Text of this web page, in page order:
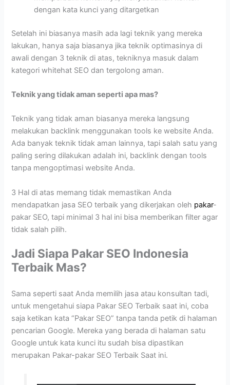
dengan kata kunci yang ditargetkan
Setelah ini biasanya masih ada lagi teknik yang mereka
lakukan, hanya saja biasanya jika teknik optimasinya di
awali dengan 3 teknik di atas, tekniknya masuk dalam
kategori whitehat SEO dan tergolong aman.
Teknik yang tidak aman seperti apa mas?
Teknik yang tidak aman biasanya mereka langsung
melakukan backlink menggunakan tools ke website Anda.
Ada banyak teknik tidak aman lainnya, tapi salah satu yang
paling sering dilakukan adalah ini, backlink dengan tools
tanpa mengoptimasi website Anda.
3 Hal di atas memang tidak memastikan Anda
mendapatkan jasa SEO terbaik yang dikerjakan oleh pakar-
pakar SEO, tapi minimal 3 hal ini bisa memberikan filter agar
tidak salah pilih.
Jadi Siapa Pakar SEO Indonesia
Terbaik Mas?
Sama seperti saat Anda memilih jasa atau konsultan tadi,
untuk mengetahui siapa Pakar SEO Terbaik saat ini, coba
saja ketikan kata “Pakar SEO” tanpa tanda petik di halaman
pencarian Google. Mereka yang berada di halaman satu
Google untuk kata kunci itu sudah bisa dipastikan
merupakan Pakar-pakar SEO Terbaik Saat ini.